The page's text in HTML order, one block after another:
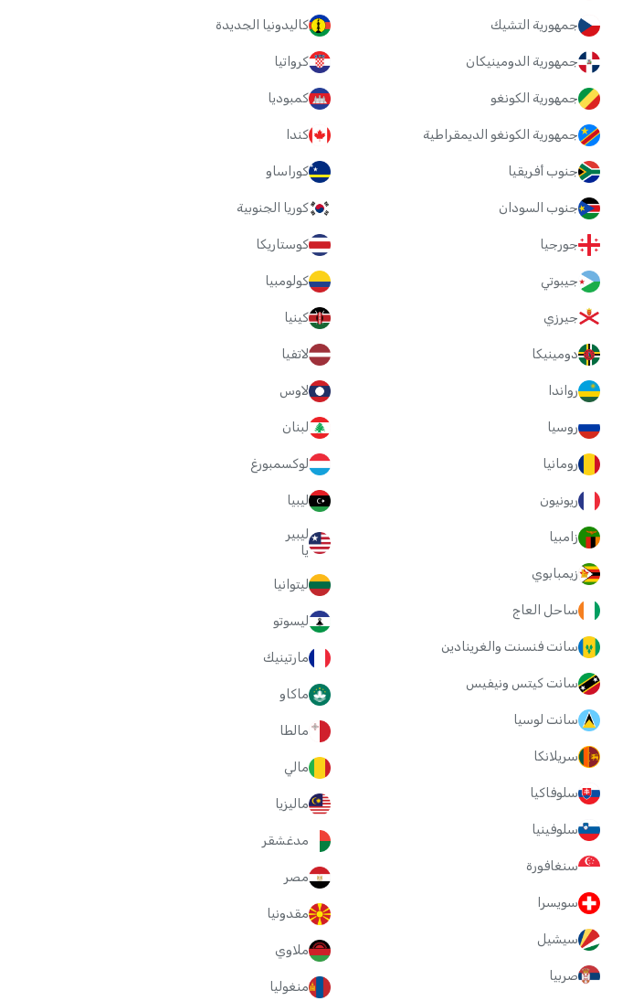
جمهورية التشيك
جمهورية الدومينيكان
جمهورية الكونغو
جمهورية الكونغو الديمقراطية
جنوب أفريقيا
جنوب السودان
جورجيا
جيبوتي
جيرزي
دومينيكا
رواندا
روسيا
رومانيا
ريونيون
زامبيا
زيمبابوي
ساحل العاج
سانت فنسنت والغرينادين
سانت كيتس ونيفيس
سانت لوسيا
سريلانكا
سلوفاكيا
سلوفينيا
سنغافورة
سويسرا
سيشيل
صربيا
كاليدونيا الجديدة
كرواتيا
كمبوديا
كندا
كوراساو
كوريا الجنوبية
كوستاريكا
كولومبيا
كينيا
لاتفيا
لاوس
لبنان
لوكسمبورغ
ليبيا
ليبير
يا
ليتوانيا
ليسوتو
مارتينيك
ماكاو
مالطا
مالي
ماليزيا
مدغشقر
مصر
مقدونيا
ملاوي
منغوليا